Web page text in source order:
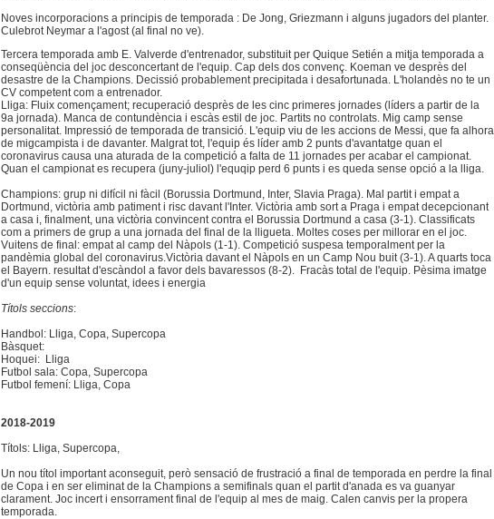
Noves incorporacions a principis de temporada : De Jong, Griezmann i alguns jugadors del planter.
Culebrot Neymar a l'agost (al final no ve).
Tercera temporada amb E. Valverde d'entrenador, substituit per Quique Setién a mitja temporada a
conseqüència del joc desconcertant de l'equip. Cap dels dos convenç. Koeman ve desprès del
desastre de la Champions. Decissió probablement precipitada i desafortunada. L'holandès no te un
CV competent com a entrenador.
Lliga: Fluix començament; recuperació desprès de les cinc primeres jornades (líders a partir de la
9a jornada). Manca de contundència i escàs estil de joc. Partits no controlats. Mig camp sense
personalitat. Impressió de temporada de transició. L'equip viu de les accions de Messi, que fa alhora
de migcampista i de davanter. Malgrat tot, l'equip és líder amb 2 punts d'avantatge quan el
coronavirus causa una aturada de la competició a falta de 11 jornades per acabar el campionat.
Quan el campionat es recupera (juny-juliol) l'equqip perd 6 punts i es queda sense opció a la lliga.
Champions: grup ni difícil ni fàcil (Borussia Dortmund, Inter, Slavia Praga). Mal partit i empat a
Dortmund, victòria amb patiment i risc davant l'Inter. Victòria amb sort a Praga i empat decepcionant
a casa i, finalment, una victòria convincent contra el Borussia Dortmund a casa (3-1). Classificats
com a primers de grup a una jornada del final de la lligueta. Moltes coses per millorar en el joc.
Vuitens de final: empat al camp del Nàpols (1-1). Competició suspesa temporalment per la
pandèmia global del coronavirus.Victòria davant el Nàpols en un Camp Nou buit (3-1). A quarts toca
el Bayern. resultat d'escàndol a favor dels bavaressos (8-2). Fracàs total de l'equip. Pèsima imatge
d'un equip sense voluntat, idees i energia
Títols seccions:
Handbol: Lliga, Copa, Supercopa
Bàsquet:
Hoquei: Lliga
Futbol sala: Copa, Supercopa
Futbol femení: Lliga, Copa
2018-2019
Títols: Lliga, Supercopa,
Un nou títol important aconseguit, però sensació de frustració a final de temporada en perdre la final
de Copa i en ser eliminat de la Champions a semifinals quan el partit d'anada es va guanyar
clarament. Joc incert i ensorrament final de l'equip al mes de maig. Calen canvis per la propera
temporada.